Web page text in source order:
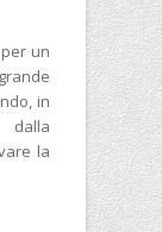
un
in
dalla
la